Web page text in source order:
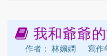
我和爺爺
作者： 林姵嫻
寫作